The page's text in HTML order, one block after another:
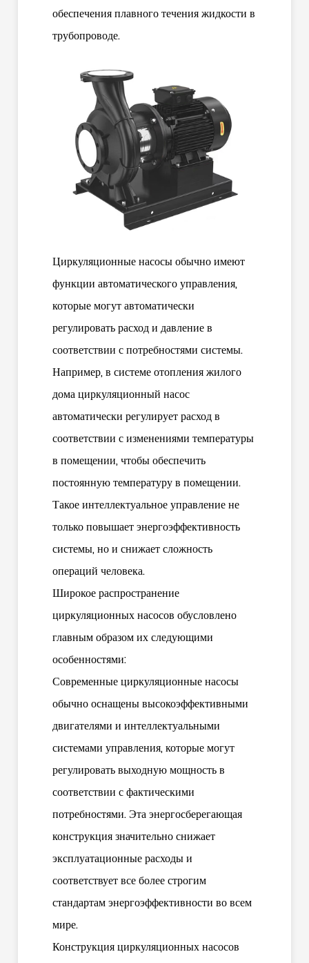
обеспечения плавного течения жидкости в
трубопроводе.
Циркуляционные насосы обычно имеют
функции автоматического управления,
которые могут автоматически
регулировать расход и давление в
соответствии с потребностями системы.
Например, в системе отопления жилого
дома циркуляционный насос
автоматически регулирует расход в
соответствии с изменениями температуры
в помещении, чтобы обеспечить
постоянную температуру в помещении.
Такое интеллектуальное управление не
только повышает энергоэффективность
системы, но и снижает сложность
операций человека.
Широкое распространение
циркуляционных насосов обусловлено
главным образом их следующими
особенностями:
Современные циркуляционные насосы
обычно оснащены высокоэффективными
двигателями и интеллектуальными
системами управления, которые могут
регулировать выходную мощность в
соответствии с фактическими
потребностями. Эта энергосберегающая
конструкция значительно снижает
эксплуатационные расходы и
соответствует все более строгим
стандартам энергоэффективности во всем
мире.
Конструкция циркуляционных насосов